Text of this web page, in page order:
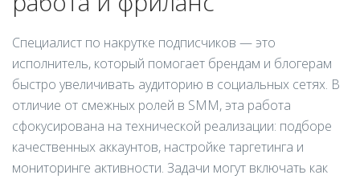
Специалист по накрутке подписчиков — это
исполнитель, который помогает брендам и блогерам
быстро увеличивать аудиторию в социальных сетях. В
отличие от смежных ролей в SMM, эта работа
сфокусирована на технической реализации: подборе
качественных аккаунтов, настройке таргетинга и
мониторинге активности. Задачи могут включать как